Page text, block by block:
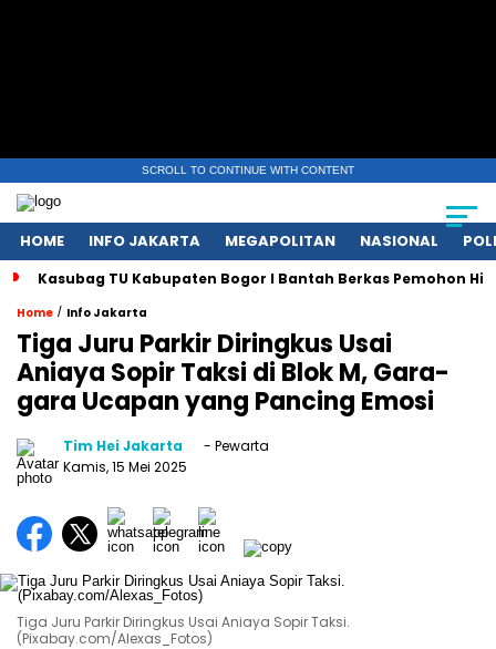
SCROLL TO CONTINUE WITH CONTENT
HOME INFO JAKARTA MEGAPOLITAN NASIONAL
Kasubag TU Kabupaten Bogor I Bantah Berkas Pemohon
Home / Info Jakarta
Tiga Juru Parkir Diringkus Usai
Aniaya Sopir Taksi di Blok M, Gara-
gara Ucapan yang Pancing Emosi
Tim Hei Jakarta
- Pewarta
Kamis, 15 Mei 2025
Tiga Juru Parkir Diringkus Usai Aniaya Sopir Taksi.
(Pixabay.com/Alexas_Fotos)